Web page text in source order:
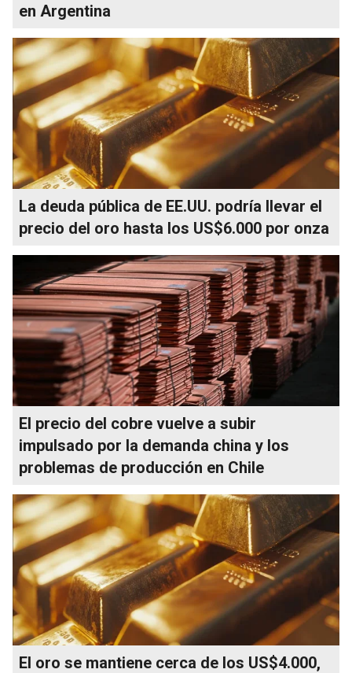
en Argentina
La deuda pública de EE.UU. podría llevar el
precio del oro hasta los US$6.000 por onza
El precio del cobre vuelve a subir
impulsado por la demanda china y los
problemas de producción en Chile
El oro se mantiene cerca de los US$4.000,